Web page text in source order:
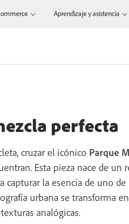
Aprendizaje y asistencia
perfecta
cruzar el icónico Parque
Esta pieza nace de
capturar la esencia de uno
urbana se transforma
analógicas.